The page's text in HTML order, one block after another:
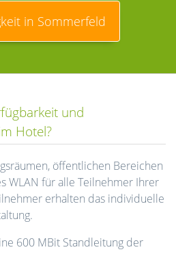
in Sommerfeld
und
Hotel?
öffentlichen Bereichen
WLAN für alle Teilnehmer Ihrer
erhalten das individuelle
600 MBit Standleitung der